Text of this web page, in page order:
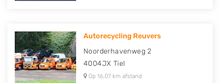
Autorecycling Reuvers
Noorderhavenweg 2
4004JX Tiel
Op 16,07 km afstand